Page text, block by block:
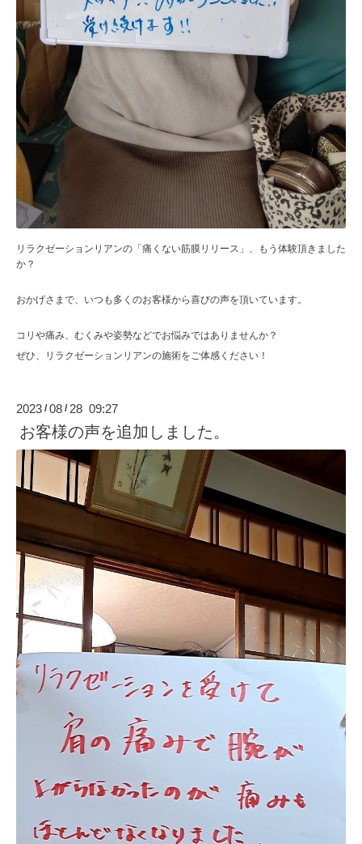
リラクゼーションリアンの「痛くない筋膜リリース」、もう体験頂きました
か？
おかげさまで、いつも多くのお客様から喜びの声を頂いています。
コリや痛み、むくみや姿勢などでお悩みではありませんか？
ぜひ、リラクゼーションリアンの施術をご体感ください！
2023 /08 / 28 09:27
お客様の声を追加しました。